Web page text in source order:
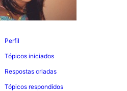
Perfil
Tópicos iniciados
Respostas criadas
Tópicos respondidos